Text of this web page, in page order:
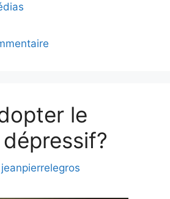
le
jeanpierrelegros